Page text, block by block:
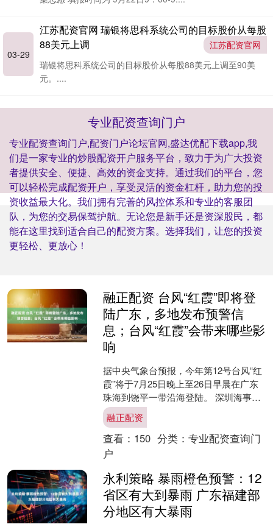
03-29
江苏配资官网 瑞银将思科系统公司的目标股价从每股
88美元上调
江苏配资官网
瑞银将思科系统公司的目标股价从每股88美元上调至90美
元。....
专业配资查询门户
专业配资查询门户,配资门户论坛官网,盛达优配下载app,我
们是一家专业的炒股配资开户服务平台，致力于为广大投资
者提供安全、便捷、高效的资金支持。通过我们的平台，您
可以轻松完成配资开户，享受灵活的资金杠杆，助力您的投
资收益最大化。我们拥有完善的风控体系和专业的客服团
队，为您的交易保驾护航。无论您是新手还是资深股民，都
能在这里找到适合自己的配资方案。选择我们，让您的投资
更轻松、更放心！
融正配资 台风“红霞”即将登
陆广东，多地发布预警信
息；台风“红霞”会带来哪些影
响
据中央气象台预报，今年第12号台风“红
霞”将于7月25日晚上至26日早晨在广东
珠海到饶平一带沿海登陆。 深圳海事局
启动防热带气旋Ⅱ级应急响应 7月24日18
时，....
融正配资
查看： 150 分类： 专业配资查询门
户
永利策略 暴雨橙色预警：12
省区有大到暴雨 广东福建部
分地区有大暴雨